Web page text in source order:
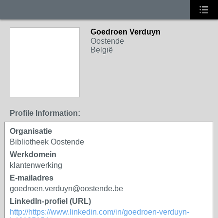
Goedroen Verduyn
Oostende
België
Profile Information:
Organisatie
Bibliotheek Oostende
Werkdomein
klantenwerking
E-mailadres
goedroen.verduyn@oostende.be
LinkedIn-profiel (URL)
http://https://www.linkedin.com/in/goedroen-verduyn-